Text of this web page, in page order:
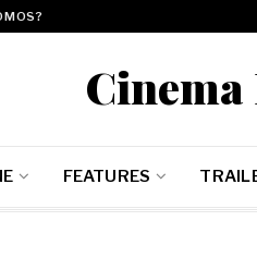
FEATURES